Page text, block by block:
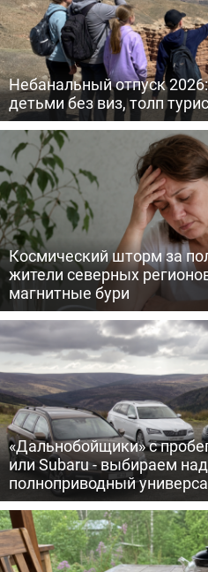
Небанальный отпуск
детьми без виз, толп
Космический шторм за
жители северных
магнитные бури
«Дальнобойщики» с
или Subaru - выбираем
полноприводный